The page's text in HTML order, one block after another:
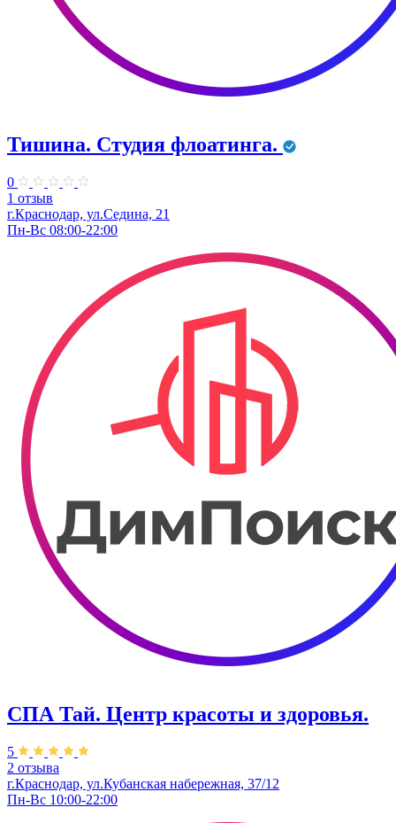
Тишина. Студия флоатинга.
0
1 отзыв
г.Краснодар, ул.Седина, 21
Пн-Вс 08:00-22:00
СПА Тай. Центр красоты и здоровья.
5
2 отзыва
г.Краснодар, ул.​Кубанская набережная, 37/12
Пн-Вс 10:00-22:00